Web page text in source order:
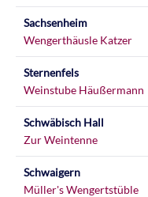
Sachsenheim
Wengerthäusle Katzer
Sternenfels
Weinstube Häußermann
Schwäbisch Hall
Zur Weintenne
Schwaigern
Müller's Wengertstüble